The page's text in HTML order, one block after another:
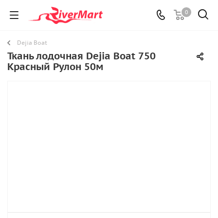
0
Dejia Boat
Ткань лодочная Dejia Boat 750
Красный Рулон 50м